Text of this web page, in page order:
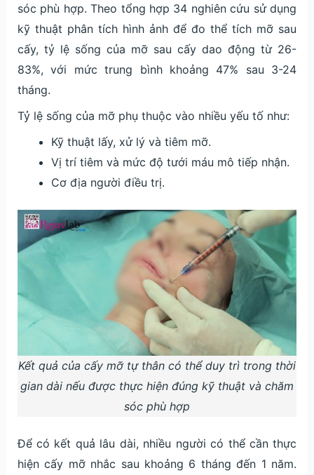
sóc phù hợp. Theo tổng hợp 34 nghiên cứu sử dụng
kỹ thuật phân tích hình ảnh để đo thể tích mỡ sau
cấy, tỷ lệ sống của mỡ sau cấy dao động từ 26-
83%, với mức trung bình khoảng 47% sau 3-24
tháng.
Tỷ lệ sống của mỡ phụ thuộc vào nhiều yếu tố như:
Kỹ thuật lấy, xử lý và tiêm mỡ.
Vị trí tiêm và mức độ tưới máu mô tiếp nhận.
Cơ địa người điều trị.
Kết quả của cấy mỡ tự thân có thể duy trì trong thời
gian dài nếu được thực hiện đúng kỹ thuật và chăm
sóc phù hợp
Để có kết quả lâu dài, nhiều người có thể cần thực
hiện cấy mỡ nhắc sau khoảng 6 tháng đến 1 năm.